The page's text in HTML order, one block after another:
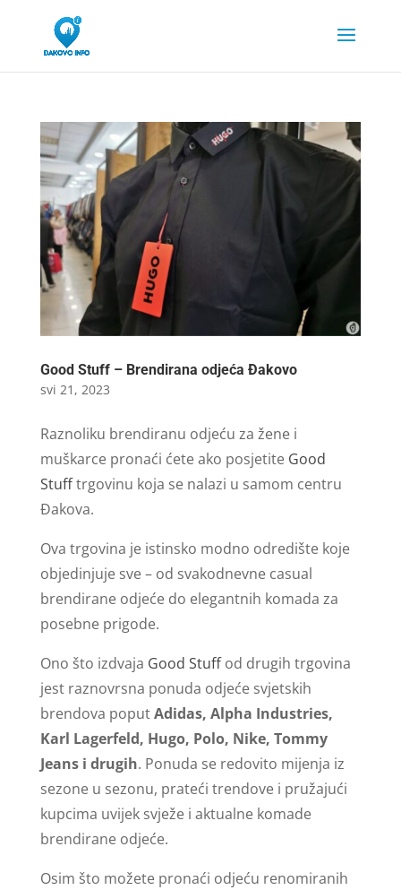
Good Stuff – Brendirana odjeća Đakovo
svi 21, 2023
Raznoliku brendiranu odjeću za žene i
muškarce pronaći ćete ako posjetite Good
Stufftrgovinu koja se nalazi u samom centru
Đakova.
Ova trgovina je istinsko modno odredište koje
objedinjuje sve – od svakodnevne casual
brendirane odjeće do elegantnih komada za
posebne prigode.
Ono što izdvaja Good Stuffod drugih trgovina
jest raznovrsna ponuda odjeće svjetskih
brendova poputAdidas, Alpha Industries,
Karl Lagerfeld, Hugo, Polo, Nike, Tommy
Jeans i drugih. Ponuda se redovito mijenja iz
sezone u sezonu, prateći trendove i pružajući
kupcima uvijek svježe i aktualne komade
brendirane odjeće.
Osim što možete pronaći odjeću renomiranih